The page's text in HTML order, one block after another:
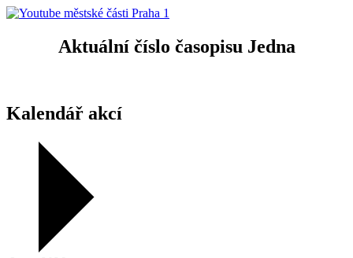
Aktuální číslo časopisu Jedna
Kalendář akcí